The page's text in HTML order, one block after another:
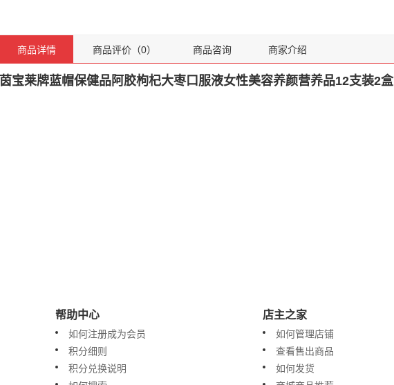
商品详情 商品评价（0） 商品咨询 商家介绍
茵宝莱牌蓝帽保健品阿胶枸杞大枣口服液女性美容养颜营养品12支装2盒
帮助中心
如何注册成为会员
积分细则
积分兑换说明
店主之家
如何管理店铺
查看售出商品
如何发货